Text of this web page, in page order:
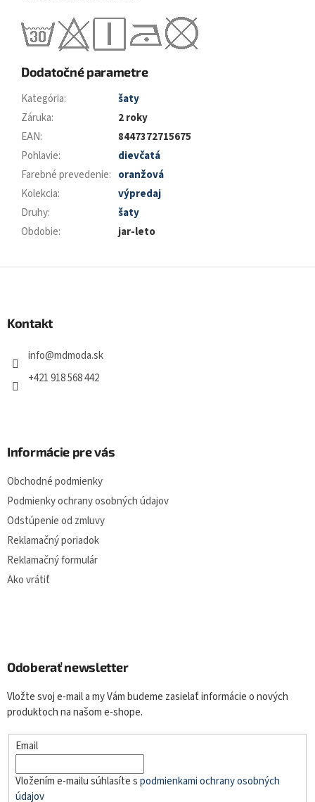
Dodatočné parametre
Kategória:
šaty
Záruka:
2 roky
EAN:
8447372715675
Pohlavie:
dievčatá
Farebné prevedenie: oranžová
Kolekcia:
výpredaj
Druhy:
šaty
Obdobie: jar-leto
Kontakt
info@mdmoda.sk
+421 918 568 442
Informácie pre vás
Obchodné podmienky
Podmienky ochrany osobných údajov
Odstúpenie od zmluvy
Reklamačný poriadok
Reklamačný formulár
Ako vrátiť
Odoberať newsletter
Vložte svoj e-mail a my Vám budeme zasielať informácie o nových
produktoch na našom e-shope.
Email
Vložením e-mailu súhlasíte spodmienkami ochrany osobných
údajov